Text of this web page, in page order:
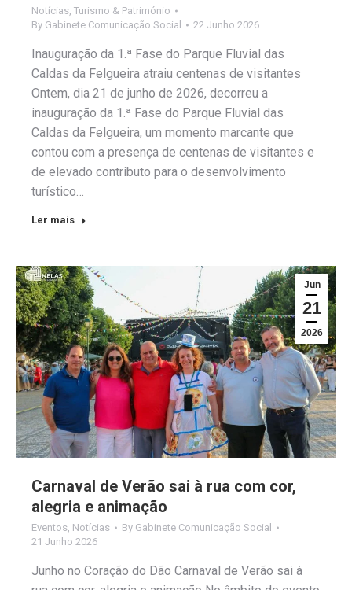
Notícias Turismo & Património
By Gabinete Comunicação Social 22 Junho 2026
Inauguração da 1.ª Fase do Parque Fluvial das
Caldas da Felgueira atraiu centenas de visitantes
Ontem, dia 21 de junho de 2026, decorreu a
inauguração da 1.ª Fase do Parque Fluvial das
Caldas da Felgueira, um momento marcante que
contou com a presença de centenas de visitantes e
de elevado contributo para o desenvolvimento
turístico…
Ler mais
Jun
21
2026
Carnaval de Verão sai à rua com cor,
alegria e animação
Eventos, Notícias By Gabinete Comunicação Social
21 Junho 2026
Junho no Coração do Dão Carnaval de Verão sai à